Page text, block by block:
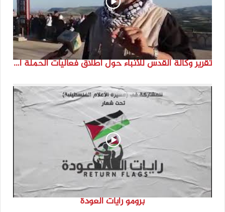
تقرير وكالة القدس للأنباء حول اطلاق فعاليات الحملة الدولية للحفاظ على الهوية الفلسطينية ” انتماء”
برومو رايات العودة